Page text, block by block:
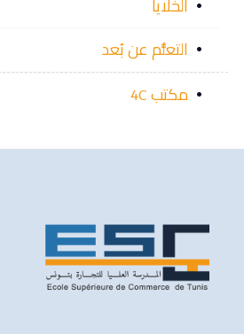
الخلايا
التعلُّم عن بُعد
مكتب 4C